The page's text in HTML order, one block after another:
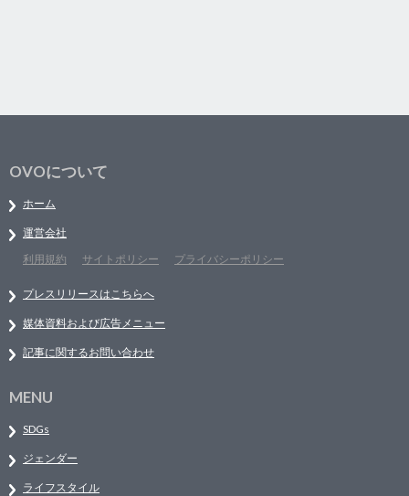
OVOについて
ホーム
運営会社
利用規約
サイトポリシー プライバシーポリシー
プレスリリースはこちらへ
媒体資料および広告メニュー
記事に関するお問い合わせ
MENU
SDGs
ジェンダー
ライフスタイル